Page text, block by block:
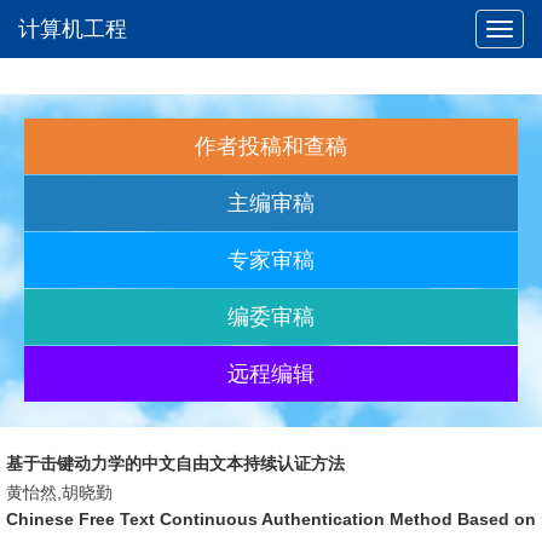
计算机工程
作者投稿和查稿
主编审稿
专家审稿
编委审稿
远程编辑
基于击键动力学的中文自由文本持续认证方法
黄怡然,胡晓勤
Chinese Free Text Continuous Authentication Method Based on